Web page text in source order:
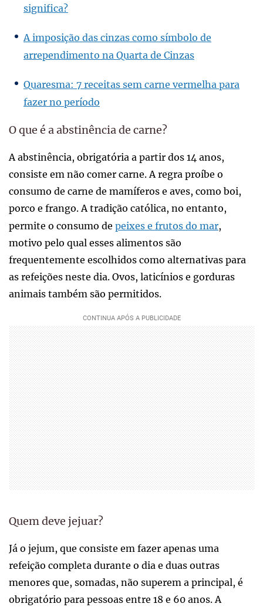
significa?
A imposição das cinzas como símbolo de
arrependimento na Quarta de Cinzas
Quaresma: 7 receitas sem carne vermelha para
fazer no período
O que é a abstinência de carne?
A abstinência, obrigatória a partir dos 14 anos,
consiste em não comer carne. A regra proíbe o
consumo de carne de mamíferos e aves, como boi,
porco e frango. A tradição católica, no entanto,
permite o consumo de peixes e frutos do mar,
motivo pelo qual esses alimentos são
frequentemente escolhidos como alternativas para
as refeições neste dia. Ovos, laticínios e gorduras
animais também são permitidos.
Quem deve jejuar?
Já o jejum, que consiste em fazer apenas uma
refeição completa durante o dia e duas outras
menores que, somadas, não superem a principal, é
obrigatório para pessoas entre 18 e 60 anos. A